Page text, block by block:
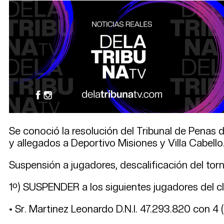
Se conoció la resolución del Tribunal de
y allegados a Deportivo Misiones y Villa
Suspensión a jugadores, descalificación del
1º) SUSPENDER a los siguientes jugadores del
• Sr. Martinez Leonardo D.N.I. 47.293.820 con